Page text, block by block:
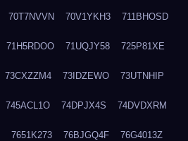
70T7NVVN 70V1YKH3 711BHOSD
71H5RDOO 71UQJY58 725P81XE
73CXZZM4 73IDZEWO 73UTNHIP
745ACL1O 74DPJX4S 74DVDXRM
7651K273 76BJGQ4F 76G4013Z